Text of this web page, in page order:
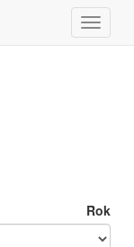
Toggle
Rok